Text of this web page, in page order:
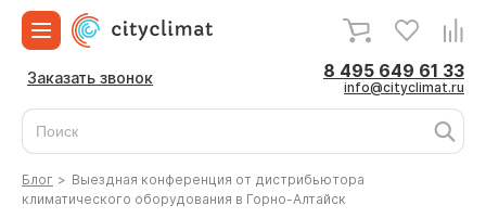
Заказать звонок 8 495 649 61 33
info@cityclimat.ru
Блог > Выездная конференция от дистрибьютора
климатического оборудования в Горно-Алтайск